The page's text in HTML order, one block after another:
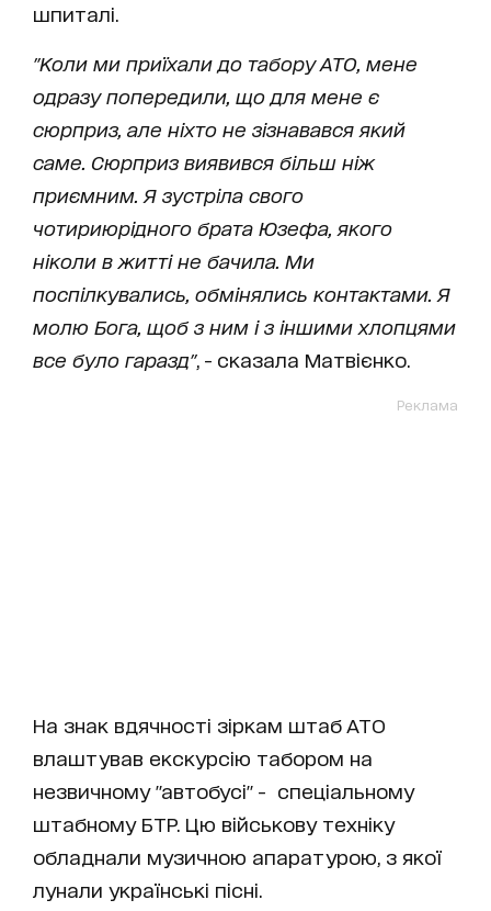
шпиталі.
"Коли ми приїхали до табору АТО, мене
одразу попередили, що для мене є
сюрприз, але ніхто не зізнавався який
саме. Сюрприз виявився більш ніж
приємним. Я зустріла свого
чотириюрідного брата Юзефа, якого
ніколи в житті не бачила. Ми
поспілкувались, обмінялись контактами. Я
молю Бога, щоб з ним і з іншими хлопцями
все було гаразд", - сказала Матвієнко.
Реклама
На знак вдячності зіркам штаб АТО
влаштував екскурсію табором на
незвичному "автобусі" - спеціальному
штабному БТР. Цю військову техніку
обладнали музичною апаратурою, з якої
лунали українські пісні.